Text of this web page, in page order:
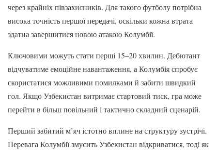
через крайніх півзахисників. Для такого футболу потрібна
висока точність першої передачі, оскільки кожна втрата
здатна завершитися новою атакою Колумбії.
Ключовими можуть стати перші 15–20 хвилин. Дебютант
відчуватиме емоційне навантаження, а Колумбія спробує
скористатися можливими помилками й забити швидкий
гол. Якщо Узбекистан витримає стартовий тиск, гра може
перейти в більш повільний і тактично складний сценарій.
Перший забитий м’яч істотно вплине на структуру зустрічі.
Перевага Колумбії змусить Узбекистан відкриватися, тоді як